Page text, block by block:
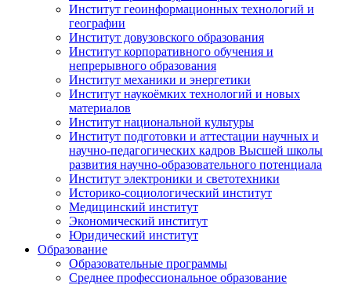
Институт геоинформационных технологий и
географии
Институт довузовского образования
Институт корпоративного обучения и
непрерывного образования
Институт механики и энергетики
Институт наукоёмких технологий и новых
материалов
Институт национальной культуры
Институт подготовки и аттестации научных и
научно-педагогических кадров Высшей школы
развития научно-образовательного потенциала
Институт электроники и светотехники
Историко-социологический институт
Медицинский институт
Экономический институт
Юридический институт
Образование
Образовательные программы
Среднее профессиональное образование